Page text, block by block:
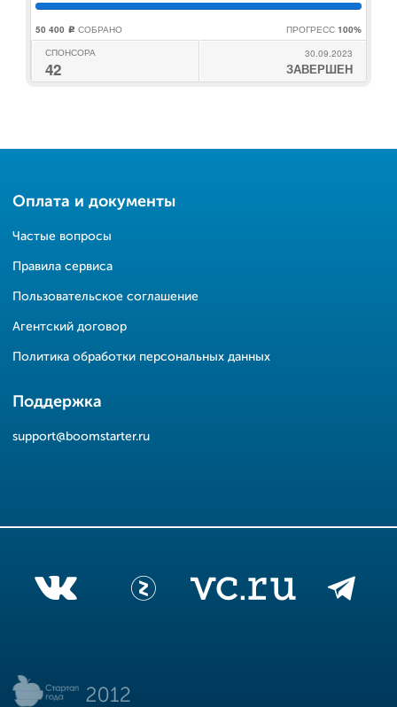
50 400 c СОБРАНО ПРОГРЕСС 100%
СПОНСОРА
42
30.09.2023
ЗАВЕРШЕН
Оплата и документы
Частые вопросы
Правила сервиса
Пользовательское соглашение
Агентский договор
Политика обработки персональных данных
Поддержка
support@boomstarter.ru